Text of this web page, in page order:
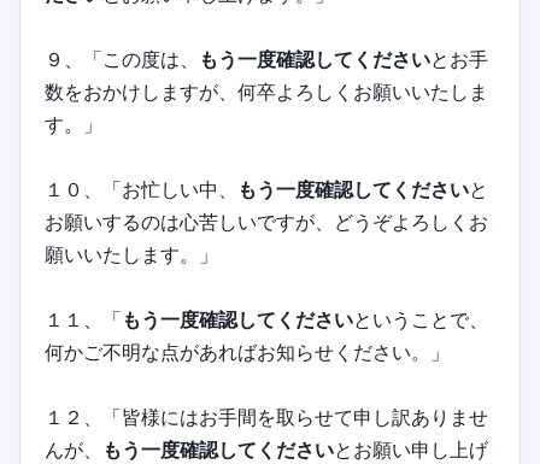
９、「この度は、 もう一度確認してくださいとお手
数をおかけしますが、何卒よろしくお願いいたしま
す。」
１０、「お忙しい中、 もう一度確認してくださいと
お願いするのは心苦しいですが、どうぞよろしくお
願いいたします。」
１１、「 もう一度確認してくださいということで、
何かご不明な点があればお知らせください。」
１２、「皆様にはお手間を取らせて申し訳ありませ
んが、
もう一度確認してくださいとお願い申し上げ